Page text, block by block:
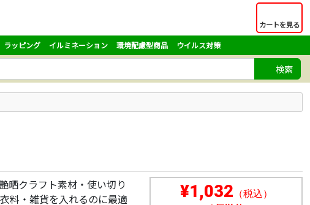
カートを見る
ラッピング イルミネーション 環境配慮型商品 ウイルス対策
検索
クラフト素材・使い切り
料・雑貨を入れるのに最適
¥1,032 （税込）